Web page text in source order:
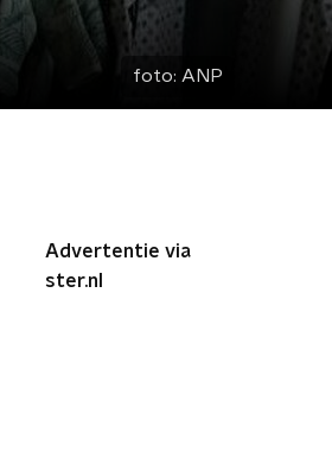
foto: ANP
Advertentie via
ster.nl